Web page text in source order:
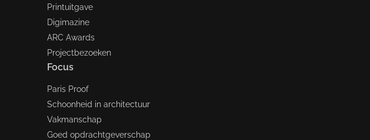
Printuitgave
Digimazine
ARC Awards
Projectbezoeken
Focus
Paris Proof
Schoonheid in architectuur
Vakmanschap
Goed opdrachtgeverschap